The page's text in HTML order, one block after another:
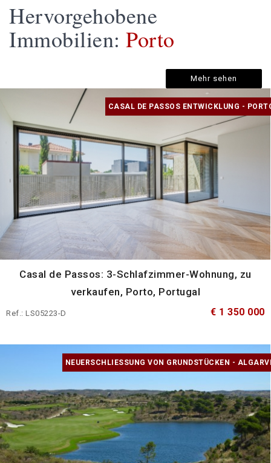
Hervorgehobene
Immobilien: Porto
Mehr sehen
CASAL DE PASSOS ENTWICKLUNG -
Casal de Passos: 3-Schlafzimmer-Wohnung, zu
verkaufen, Porto, Portugal
Ref.: LS05223-D € 1 350 000
NEUERSCHLIESSUNG VON GRUNDSTÜCKEN - ALGARVE